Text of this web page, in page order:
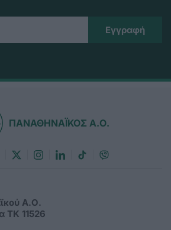
ΠΑΝΑΘΗΝΑΪΚΟΣ Α.Ο.
Α.Ο.
ΤΚ 11526